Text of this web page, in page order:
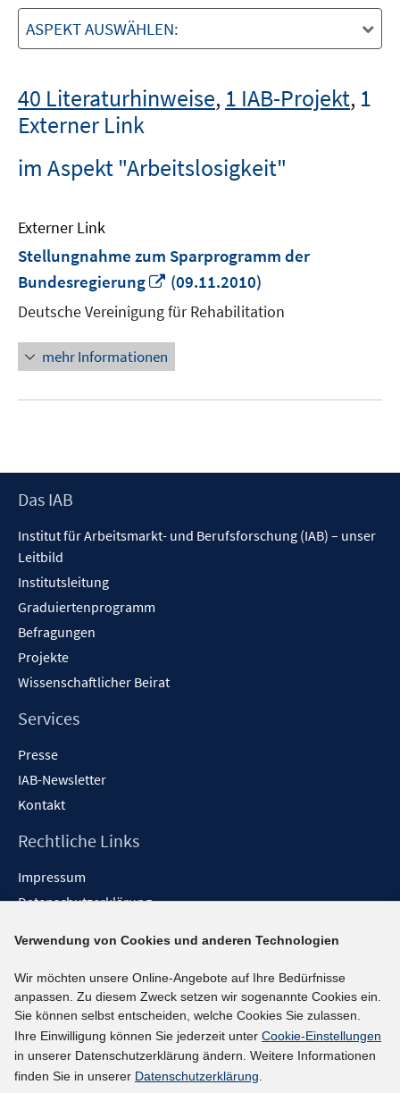
ASPEKT AUSWÄHLEN:
40 Literaturhinweise, 1 IAB-Projekt, 1
Externer Link
im Aspekt "Arbeitslosigkeit"
Externer Link
Stellungnahme zum Sparprogramm der
Bundesregierung
In
neuem
Fenster
öffnen
(09.11.2010)
Deutsche Vereinigung für Rehabilitation
mehr Informationen
Footer
Das IAB
Institut für Arbeitsmarkt- und Berufsforschung (IAB) – unser
Leitbild
Institutsleitung
Graduiertenprogramm
Befragungen
Projekte
Wissenschaftlicher Beirat
Services
Presse
IAB-Newsletter
Kontakt
Rechtliche Links
Impressum
Datenschutzerklärung
Barrieren melden
Social-Media-Kanäle
BlueSky
YouTube
LinkedIn
Verwendung von Cookies und anderen Technologien
Wir möchten unsere Online-Angebote auf Ihre Bedürfnisse
anpassen. Zu diesem Zweck setzen wir sogenannte Cookies ein.
Sie können selbst entscheiden, welche Cookies Sie zulassen.
Ihre Einwilligung können Sie jederzeit unter Cookie-Einstellungen
in unserer Datenschutzerklärung ändern. Weitere Informationen
finden Sie in unserer Datenschutzerklärung.